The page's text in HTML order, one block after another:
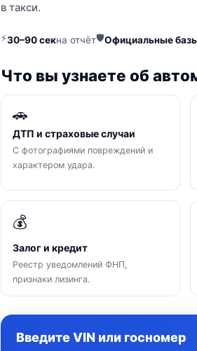
в такси.
⚡30–90 секна отчёт🛡Официальные
Что вы узнаете об
🚗
ДТП и страховые случаи
С фотографиями повреждений и
характером удара.
💰
Залог и кредит
Реестр уведомлений ФНП,
признаки лизинга.
Введите VIN или госномер